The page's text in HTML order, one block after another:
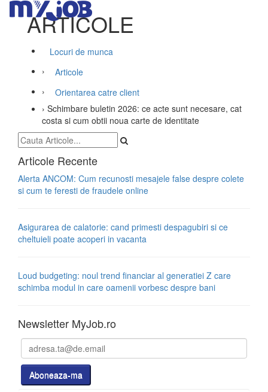
ARTICOLE
Locuri de munca
›
Articole
›
Orientarea catre client
› Schimbare buletin 2026: ce acte sunt necesare, cat
costa si cum obtii noua carte de identitate
Articole Recente
Alerta ANCOM: Cum recunosti mesajele false despre colete
si cum te feresti de fraudele online
Asigurarea de calatorie: cand primesti despagubiri si ce
cheltuieli poate acoperi in vacanta
Loud budgeting: noul trend financiar al generatiei Z care
schimba modul in care oamenii vorbesc despre bani
Newsletter MyJob.ro